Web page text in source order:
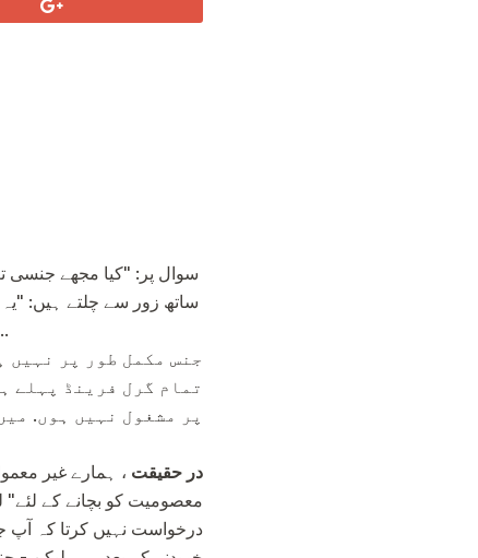
ساتھ زور سے چلتے ہیں:
کر رہے ہیں، بدقسمتی سے، ہماری اپنی
جنس مکمل طور پر نہیں
تمام گرل فرینڈ پہلے
پر مشغول نہیں ہوں.
در حقیقت ، ہمارے غیر
معصومیت کو بچانے کے
درخواست نہیں کرتا کہ آپ